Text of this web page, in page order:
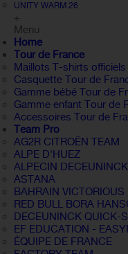
UNITY WARM 26
+
Menu
Home
Tour de France
Maillots T-shirts
Casquette Tour de
Gamme bébé Tour de
Gamme enfant Tour de
Accessoires Tour de
Team Pro
AG2R CITROËN TEAM
ALPE D'HUEZ
ALPECIN DECEUNINCK
ASTANA
BAHRAIN VICTORIOUS
RED BULL BORA
DECEUNINCK QUICK-
EF EDUCATION -
ÉQUIPE DE FRANCE